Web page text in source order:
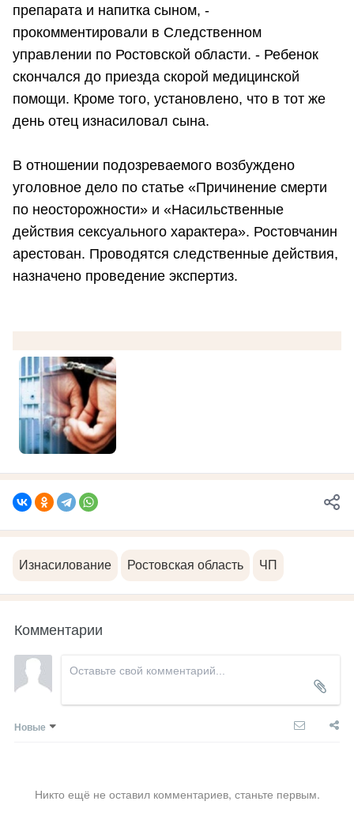
препарата и напитка сыном, -
прокомментировали в Следственном
управлении по Ростовской области. - Ребенок
скончался до приезда скорой медицинской
помощи. Кроме того, установлено, что в тот же
день отец изнасиловал сына.
В отношении подозреваемого возбуждено
уголовное дело по статье «Причинение смерти
по неосторожности» и «Насильственные
действия сексуального характера». Ростовчанин
арестован. Проводятся следственные действия,
назначено проведение экспертиз.
Изнасилование Ростовская область ЧП
Комментарии
Новые
Никто ещё не оставил комментариев, станьте первым.